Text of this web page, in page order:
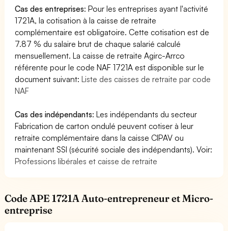
Cas des entreprises: Pour les entreprises ayant l'activité
1721A, la cotisation à la caisse de retraite
complémentaire est obligatoire. Cette cotisation est de
7.87 % du salaire brut de chaque salarié calculé
mensuellement. La caisse de retraite Agirc-Arrco
référente pour le code NAF 1721A est disponible sur le
document suivant:Liste des caisses de retraite par code
NAF
Cas des indépendants: Les indépendants du secteur
Fabrication de carton ondulé peuvent cotiser à leur
retraite complémentaire dans la caisse CIPAV ou
maintenant SSI (sécurité sociale des indépendants). Voir:
Professions libérales et caisse de retraite
Code APE 1721A Auto-entrepreneur et Micro-
entreprise